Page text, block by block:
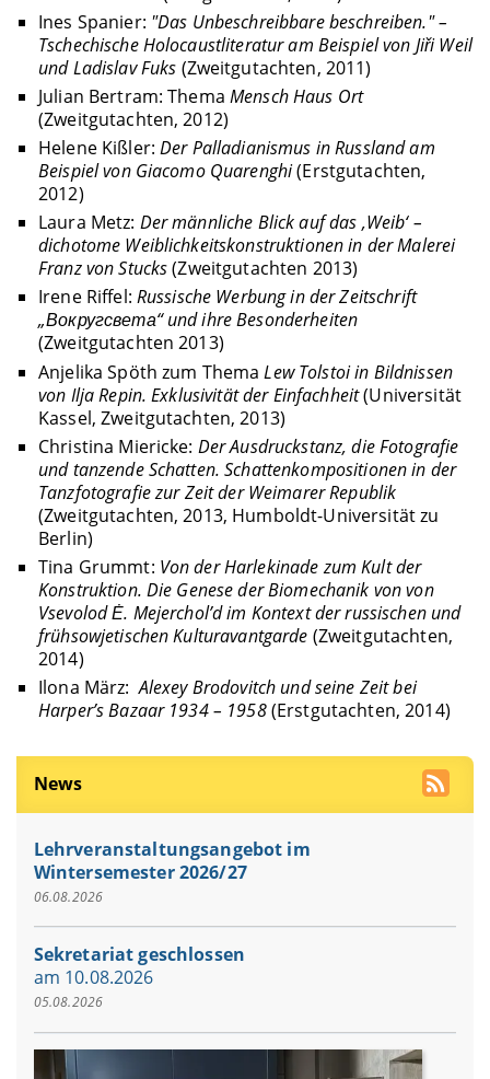
Ines Spanier: "Das Unbeschreibbare beschreiben." –
Tschechische Holocaustliteratur am Beispiel von Jiři Weil
und Ladislav Fuks (Zweitgutachten, 2011)
Julian Bertram: ThemaMensch Haus Ort
(Zweitgutachten, 2012)
Helene Kißler:Der Palladianismus in Russland am
Beispiel von Giacomo Quarenghi(Erstgutachten,
2012)
Laura Metz: Der männliche Blick auf das ‚Weib‘ –
dichotome Weiblichkeitskonstruktionen in der Malerei
Franz von Stucks(Zweitgutachten 2013)
Irene Riffel: Russische Werbung in der Zeitschrift
„Вокругсвета“ und ihre Besonderheiten
(Zweitgutachten 2013)
Anjelika Spöth zum ThemaLew Tolstoi in Bildnissen
von Ilja Repin. Exklusivität der Einfachheit(Universität
Kassel, Zweitgutachten, 2013)
Christina Miericke: Der Ausdruckstanz, die Fotografie
und tanzende Schatten. Schattenkompositionen in der
Tanzfotografie zur Zeit der Weimarer Republik
(Zweitgutachten, 2013, Humboldt-Universität zu
Berlin)
Tina Grummt: Von der Harlekinade zum Kult der
Konstruktion. Die Genese der Biomechanik von von
Vsevolod Ė. Mejerchol’d im Kontext der russischen und
frühsowjetischen Kulturavantgarde (Zweitgutachten,
2014)
Ilona März:Alexey Brodovitch und seine Zeit bei
Harper’s Bazaar 1934 – 1958(Erstgutachten, 2014)
News
Lehrveranstaltungsangebot im
Wintersemester 2026/27
06.08.2026
Sekretariat geschlossen
am 10.08.2026
05.08.2026